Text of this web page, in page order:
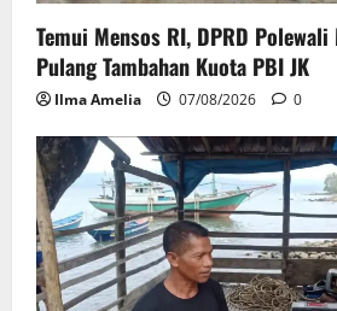
Temui Mensos RI, DPRD Polewali
Pulang Tambahan Kuota PBI JK
Ilma Amelia 07/08/2026 0